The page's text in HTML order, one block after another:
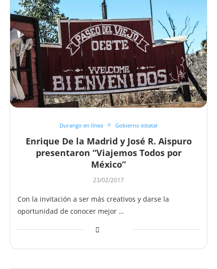
Durango en línea Gobierno estatal
Enrique De la Madrid y José R. Aispuro
presentaron “Viajemos Todos por
México”
23/02/2017
Con la invitación a ser más creativos y darse la
oportunidad de conocer mejor …